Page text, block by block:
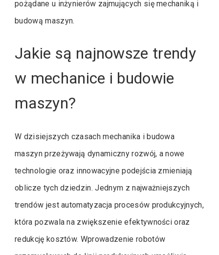
pożądane u inżynierów zajmujących się mechaniką i
budową maszyn.
Jakie są najnowsze trendy
w mechanice i budowie
maszyn?
W dzisiejszych czasach mechanika i budowa
maszyn przeżywają dynamiczny rozwój, a nowe
technologie oraz innowacyjne podejścia zmieniają
oblicze tych dziedzin. Jednym z najważniejszych
trendów jest automatyzacja procesów produkcyjnych,
która pozwala na zwiększenie efektywności oraz
redukcję kosztów. Wprowadzenie robotów